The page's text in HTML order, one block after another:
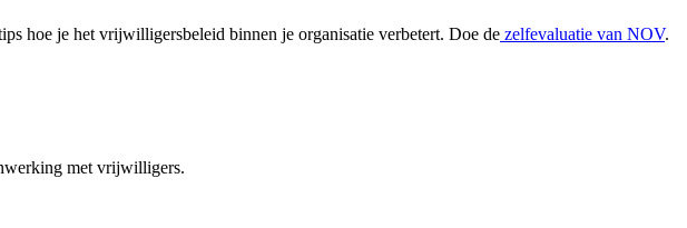
hoe je het vrijwilligersbeleid binnen je organisatie verbetert. Doe de zelfevaluatie van NOV.
met vrijwilligers.